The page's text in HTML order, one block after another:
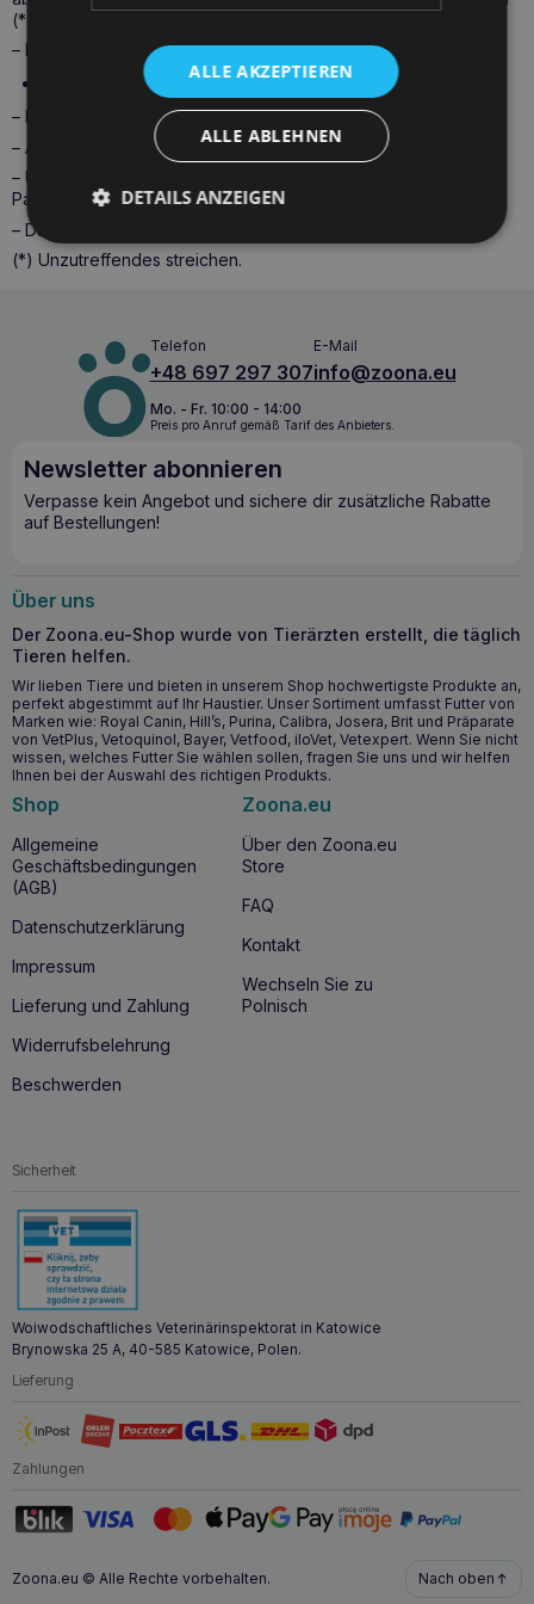
(*) /die Erbringung der folgenden Dienstleistung (*)
– Bestellt am (*) /erhalten am (*)
Bestellnummer
– Name des/der Verbraucher(s)
– Anschrift des/der Verbraucher(s)
– Unterschrift des/der Verbraucher(s) (nur bei Mitteilung auf
Papier)
– Datum.
(*) Unzutreffendes streichen.
Telefon
+48 697 297 307
E-Mail
info@zoona.eu
Mo. - Fr. 10:00 - 14:00
Preis pro Anruf gemäß Tarif des Anbieters.
Newsletter abonnieren
Verpasse kein Angebot und sichere dir zusätzliche Rabatte
auf Bestellungen!
Über uns
Der Zoona.eu-Shop wurde von Tierärzten erstellt, die täglich
Tieren helfen.
Wir lieben Tiere und bieten in unserem Shop hochwertigste Produkte an,
perfekt abgestimmt auf Ihr Haustier. Unser Sortiment umfasst Futter von
Marken wie: Royal Canin, Hill’s, Purina, Calibra, Josera, Brit und Präparate
von VetPlus, Vetoquinol, Bayer, Vetfood, iloVet, Vetexpert. Wenn Sie nicht
wissen, welches Futter Sie wählen sollen, fragen Sie uns und wir helfen
Ihnen bei der Auswahl des richtigen Produkts.
Shop
Allgemeine
Geschäftsbedingungen
(AGB)
Datenschutzerklärung
Impressum
Lieferung und Zahlung
Widerrufsbelehrung
Beschwerden
Zoona.eu
Über den Zoona.eu
Store
FAQ
Kontakt
Wechseln Sie zu
Polnisch
Sicherheit
Woiwodschaftliches Veterinärinspektorat in Katowice
Brynowska 25 A, 40-585 Katowice, Polen.
Lieferung
Zahlungen
Zoona.eu © Alle Rechte vorbehalten. Nach oben
ALLE AKZEPTIEREN
ALLE ABLEHNEN
DETAILS ANZEIGEN